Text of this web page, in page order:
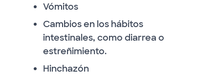
Vómitos
Cambios en los hábitos
intestinales, como diarrea o
estreñimiento.
Hinchazón